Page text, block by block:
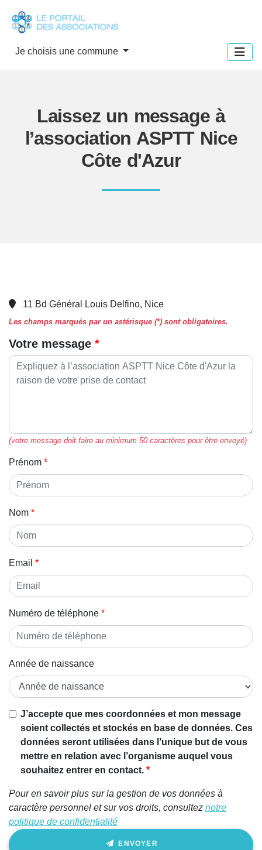
Je choisis une commune
Laissez un message à
l’association ASPTT Nice
Côte d'Azur
11 Bd Général Louis Delfino, Nice
Les champs marqués par un astérisque (*) sont obligatoires.
Votre message
(votre message doit faire au minimum 50 caractères pour être envoyé)
Prénom
Nom
Email
Numéro de téléphone
Année de naissance
J’accepte que mes coordonnées et mon message
soient collectés et stockés en base de données. Ces
données seront utilisées dans l’unique but de vous
mettre en relation avec l’organisme auquel vous
souhaitez entrer en contact.
Pour en savoir plus sur la gestion de vos données à
caractère personnel et sur vos droits, consultez notre
politique de confidentialité
ENVOYER